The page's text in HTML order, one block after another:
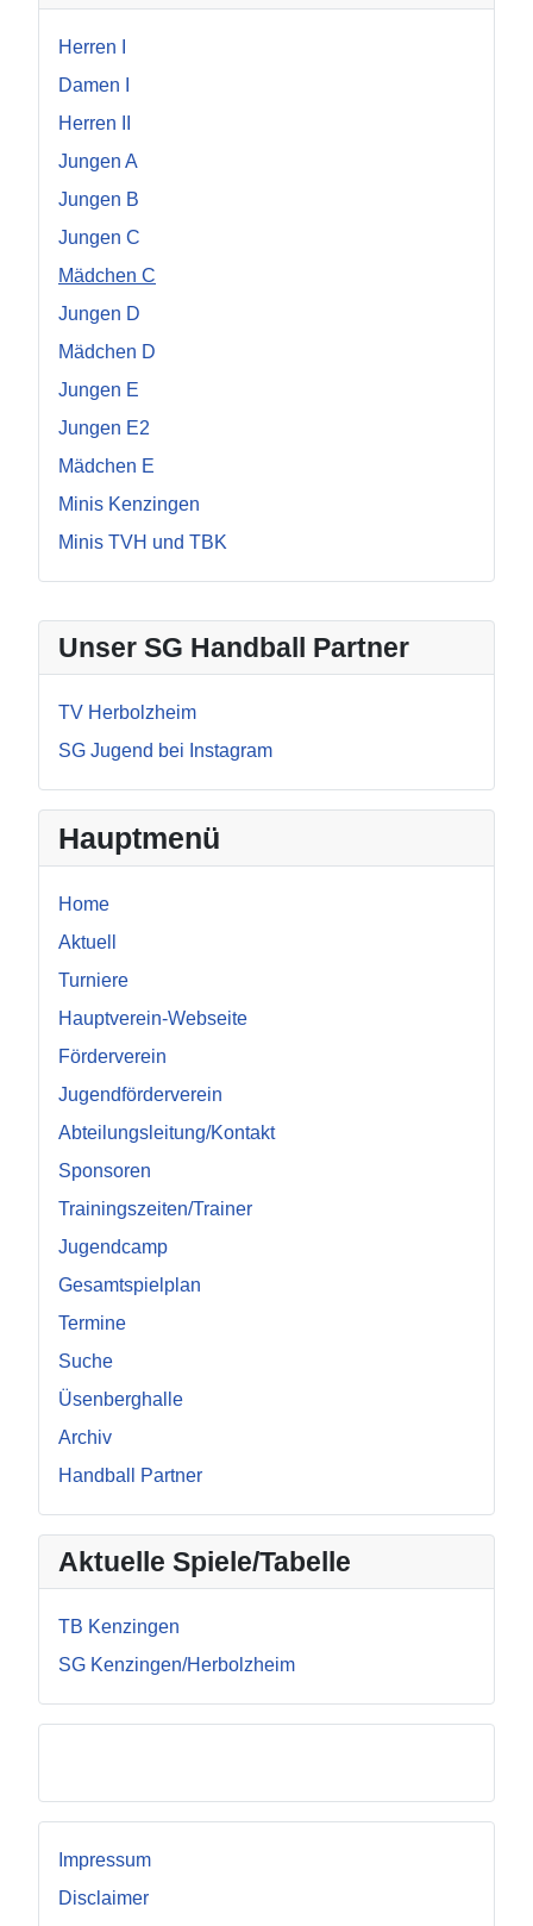
Unser SG Handball Partner
TV Herbolzheim
SG Jugend bei Instagram
Hauptmenü
Home
Aktuell
Turniere
Hauptverein-Webseite
Förderverein
Jugendförderverein
Abteilungsleitung/Kontakt
Sponsoren
Trainingszeiten/Trainer
Jugendcamp
Gesamtspielplan
Termine
Suche
Üsenberghalle
Archiv
Handball Partner
Aktuelle Spiele/Tabelle
TB Kenzingen
SG Kenzingen/Herbolzheim
Impressum
Disclaimer
Herren I
Damen I
Herren II
Jungen A
Jungen B
Jungen C
Mädchen C
Jungen D
Mädchen D
Jungen E
Jungen E2
Mädchen E
Minis Kenzingen
Minis TVH und TBK